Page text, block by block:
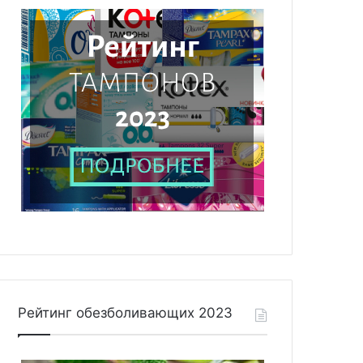
Рейтинг обезболивающих 2023